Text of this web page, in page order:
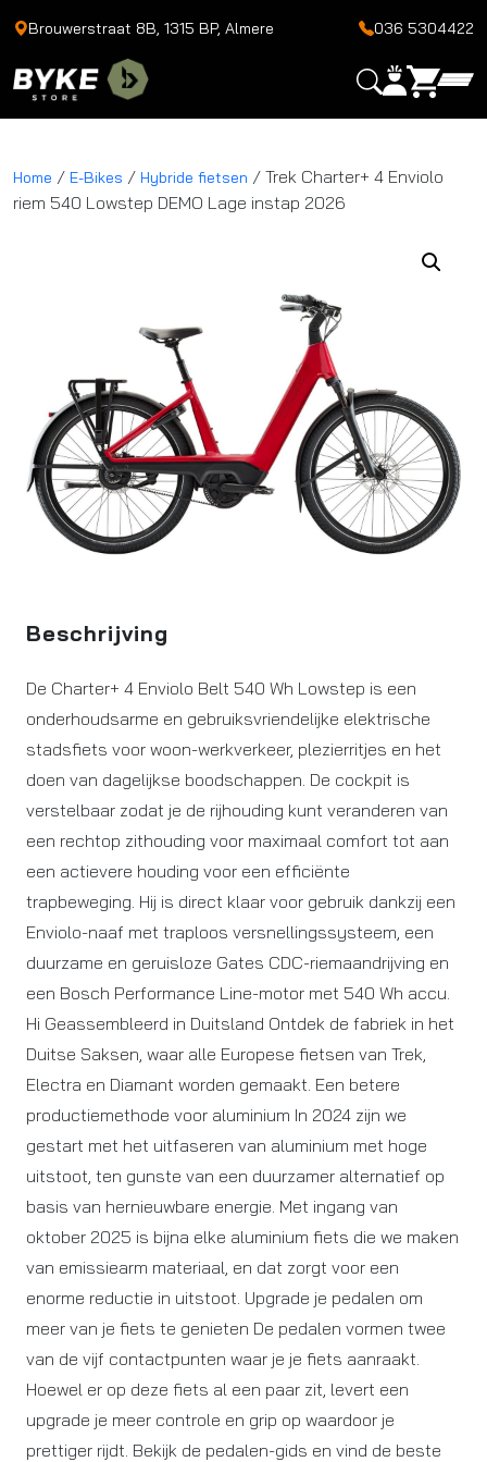
Brouwerstraat 8B, 1315 BP, Almere 036 5304422
Home / E-Bikes / Hybride fietsen / Trek Charter+ 4 Enviolo
riem 540 Lowstep DEMO Lage instap 2026
Beschrijving
De Charter+ 4 Enviolo Belt 540 Wh Lowstep is een
onderhoudsarme en gebruiksvriendelijke elektrische
stadsfiets voor woon-werkverkeer, plezierritjes en het
doen van dagelijkse boodschappen. De cockpit is
verstelbaar zodat je de rijhouding kunt veranderen van
een rechtop zithouding voor maximaal comfort tot aan
een actievere houding voor een efficiënte
trapbeweging. Hij is direct klaar voor gebruik dankzij een
Enviolo-naaf met traploos versnellingssysteem, een
duurzame en geruisloze Gates CDC-riemaandrijving en
een Bosch Performance Line-motor met 540 Wh accu.
Hi Geassembleerd in Duitsland Ontdek de fabriek in het
Duitse Saksen, waar alle Europese fietsen van Trek,
Electra en Diamant worden gemaakt. Een betere
productiemethode voor aluminium In 2024 zijn we
gestart met het uitfaseren van aluminium met hoge
uitstoot, ten gunste van een duurzamer alternatief op
basis van hernieuwbare energie. Met ingang van
oktober 2025 is bijna elke aluminium fiets die we maken
van emissiearm materiaal, en dat zorgt voor een
enorme reductie in uitstoot. Upgrade je pedalen om
meer van je fiets te genieten De pedalen vormen twee
van de vijf contactpunten waar je je fiets aanraakt.
Hoewel er op deze fiets al een paar zit, levert een
upgrade je meer controle en grip op waardoor je
prettiger rijdt. Bekijk de pedalen-gids en vind de beste